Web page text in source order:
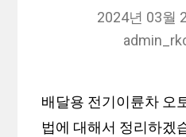
2024년 03월
배달용 전기이륜차 오
법에 대해서 정리하겠